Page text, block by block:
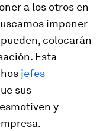
a los otros en
imponer
colocarán
Esta
jefes
sus
y